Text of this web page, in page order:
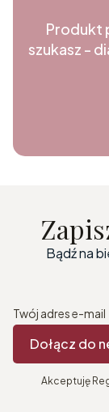
Produkt
szukasz -
Bądź na
Twój adres e-mail
Dołącz do
Akceptuję